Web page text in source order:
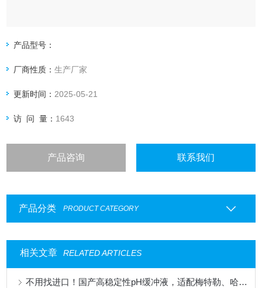
产品型号：
厂商性质：生产厂家
更新时间： 2025-05-21
访 问 量： 1643
产品咨询 联系我们
产品分类 PRODUCT CATEGORY
相关文章 RELATED ARTICLES
不用找进口！国产高稳定性pH缓冲液，适配梅特勒、哈希、雷磁全系设备